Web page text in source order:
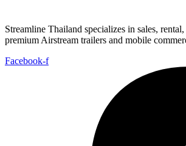
Streamline Thailand specializes in sales,
premium Airstream trailers and mobile
Facebook-f